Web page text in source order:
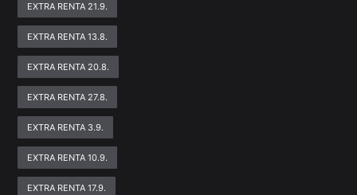
EXTRA RENTA 21.9.
EXTRA RENTA 13.8.
EXTRA RENTA 20.8.
EXTRA RENTA 27.8.
EXTRA RENTA 3.9.
EXTRA RENTA 10.9.
EXTRA RENTA 17.9.